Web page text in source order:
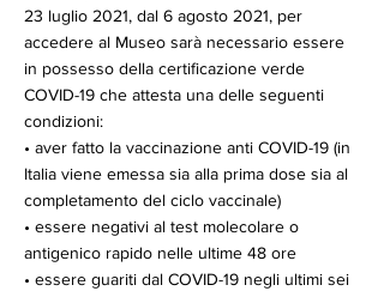
23 luglio 2021, dal 6 agosto 2021, per
accedere al Museo sarà necessario essere
in possesso della certificazione verde
COVID-19 che attesta una delle seguenti
condizioni:
• aver fatto la vaccinazione anti COVID-19 (in
Italia viene emessa sia alla prima dose sia al
completamento del ciclo vaccinale)
• essere negativi al test molecolare o
antigenico rapido nelle ultime 48 ore
• essere guariti dal COVID-19 negli ultimi sei